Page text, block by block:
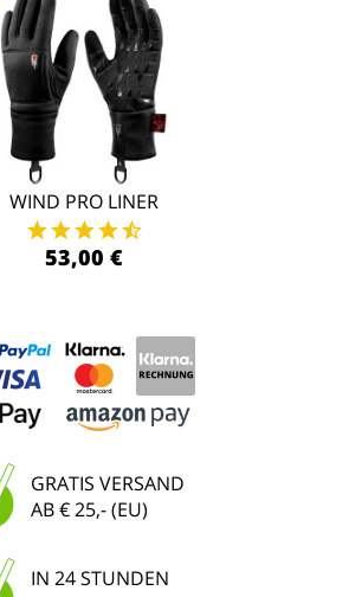
WIND PRO LINER
53,00 €
GRATIS VERSAND
AB € 25,- (EU)
IN 24 STUNDEN